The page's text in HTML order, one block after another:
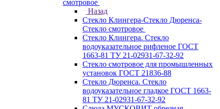
смотровое
Назад
Стекло Клингера-Стекло Дюренса-
Стекло смотровое
Стекло Клингера. Стекло
водоуказательное рифленое ГОСТ
1663-81 ТУ 21-02931-67-32-92
Стекло смотровое для промышленных
установок ГОСТ 21836-88
Стекло Дюренса. Стекло
водоуказательное гладкое ГОСТ 1663-
81 ТУ 21-02931-67-32-92